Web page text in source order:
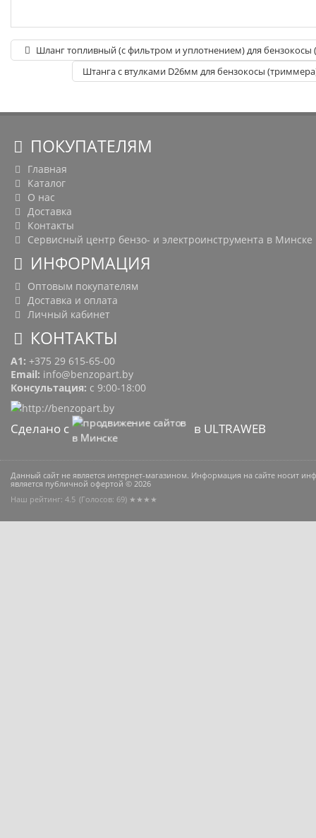
Шланг топливный (с фильтром и уплотнением) для бензокосы
Штанга с втулками D26мм для бензокосы
ПОКУПАТЕЛЯМ
Главная
Каталог
О нас
Доставка
Контакты
Сервисный центр бензо- и электроинструмента в Минске
ИНФОРМАЦИЯ
Оптовым покупателям
Доставка и оплата
Личный кабинет
КОНТАКТЫ
A1: +375 29 615-65-00
Email: info@benzopart.by
Консультация: с 9:00-18:00
Сделано с в ULTRAWEB
Данный сайт не является интернет-магазином. Информация на сайте носит
является публичной офертой © 2026
Наш рейтинг: 4.5 (Голосов: 69) ★★★★